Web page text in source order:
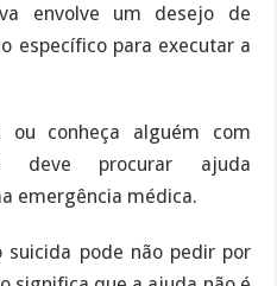
envolve um desejo de
específico para executar a
ou conheça alguém com
deve procurar ajuda
emergência médica.
suicida pode não pedir por